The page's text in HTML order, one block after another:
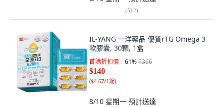
(512)
IL-YANG 一洋藥品 優質rTG Omega 3
軟膠囊, 30顆, 1盒
首購折扣價 61%$366
$140
($4.67/1錠)
8/10 星期一 預計送達